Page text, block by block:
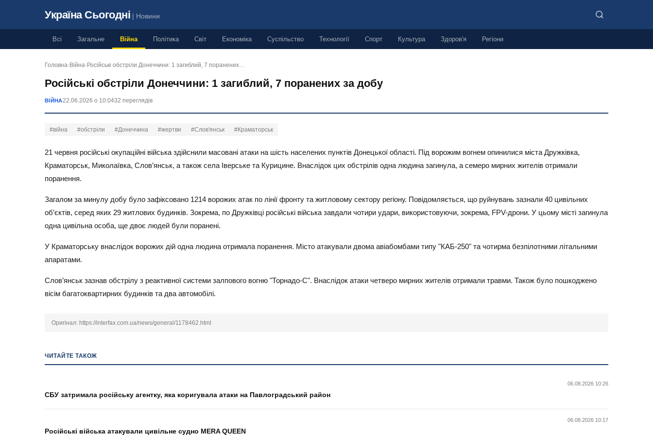
Україна Сьогодні | Новини
Всі Загальне Війна Політика Світ Економіка Суспільство Технології Спорт Культура Здоров'я Регіони
Головна› Війна› Російські обстріли Донеччини: 1 загиблий, 7 поранених…
Російські обстріли Донеччини: 1 загиблий, 7 поранених за добу
ВІЙНА22.06.2026 о 10:0432 переглядів
#війна #обстріли #Донеччина #жертви #Слов'янськ #Краматорськ
21 червня російські окупаційні війська здійснили масовані атаки на шість населених пунктів Донецької області. Під ворожим вогнем опинилися міста Дружківка,
Краматорськ, Миколаївка, Слов’янськ, а також села Іверське та Курицине. Внаслідок цих обстрілів одна людина загинула, а семеро мирних жителів отримали
поранення.
Загалом за минулу добу було зафіксовано 1214 ворожих атак по лінії фронту та житловому сектору регіону. Повідомляється, що руйнувань зазнали 40 цивільних
об’єктів, серед яких 29 житлових будинків. Зокрема, по Дружківці російські війська завдали чотири удари, використовуючи, зокрема, FPV-дрони. У цьому місті загинула
одна цивільна особа, ще двоє людей були поранені.
У Краматорську внаслідок ворожих дій одна людина отримала поранення. Місто атакували двома авіабомбами типу "КАБ-250" та чотирма безпілотними літальними
апаратами.
Слов’янськ зазнав обстрілу з реактивної системи залпового вогню "Торнадо-С". Внаслідок атаки четверо мирних жителів отримали травми. Також було пошкоджено
вісім багатоквартирних будинків та два автомобілі.
Оригінал: https://interfax.com.ua/news/general/1178462.html
ЧИТАЙТЕ ТАКОЖ
06.08.2026 10:26
СБУ затримала російську агентку, яка коригувала атаки на Павлоградський район
06.08.2026 10:17
Російські війська атакували цивільне судно MERA QUEEN